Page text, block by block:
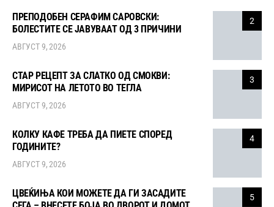
2
ПРЕПОДОБЕН СЕРАФИМ САРОВСКИ:
БОЛЕСТИТЕ СЕ ЈАВУВААТ ОД 3 ПРИЧИНИ
АВГУСТ 9, 2026
3
СТАР РЕЦЕПТ ЗА СЛАТКО ОД СМОКВИ:
МИРИСОТ НА ЛЕТОТО ВО ТЕГЛА
АВГУСТ 9, 2026
4
КОЛКУ КАФЕ ТРЕБА ДА ПИЕТЕ СПОРЕД
ГОДИНИТЕ?
АВГУСТ 9, 2026
5
ЦВЕЌИЊА КОИ МОЖЕТЕ ДА ГИ ЗАСАДИТЕ